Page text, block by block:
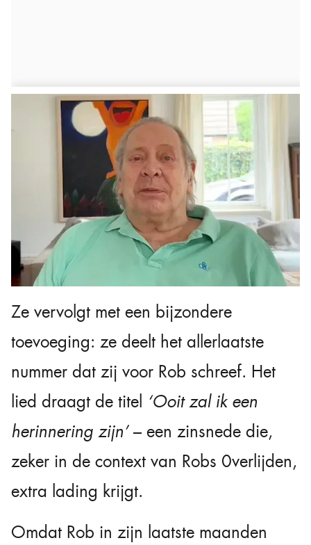
Ze vervolgt met een bijzondere
toevoeging: ze deelt het allerlaatste
nummer dat zij voor Rob schreef. Het
lied draagt de titel ‘Ooit zal ik een
herinnering zijn’– een zinsnede die,
zeker in de context van Robs 0verlijden,
extra lading krijgt.
Omdat Rob in zijn laatste maanden